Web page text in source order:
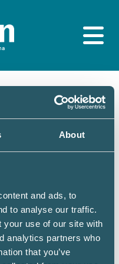
About
and ads, to
to analyse our traffic.
your use of our site with
analytics partners who
that you’ve
som är
Du loggar in
som du har på